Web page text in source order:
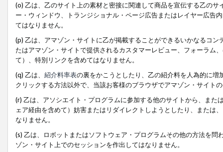
(o) 乙は、乙のサイト上の素材と密接に関連して商品を宣伝する乙の
ー・ウィンドウ、トランジショナル・ページ広告またはレイヤー広告
てはなりません。
(p) 乙は、アマゾン・サイトに乙が掲載することができるいかなるコ
たはアマゾン・サイトで提供されるカスタマーレビュー、フォーラム
て）、特別リンクを含めてはなりません。
(q) 乙は、 紹介料率表の裏をかこうとしたり、乙の紹介料を人為的に
クリックする方法以外で、当該お客様のブラウザでアマゾン・サイト
(r) 乙は、アソシエイト・プログラムに参加する他のサイトから、ま
ェア経由を含めて）妨害またはリダイレクトしようとしたり、または
なりません。
(s) 乙は、ロボットまたはソフトウェア・プログラムその他の方法を
ゾン・サイト上でのセッションを作出してはなりません。